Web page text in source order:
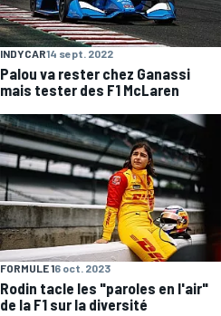
INDYCAR14 sept. 2022
Palou va rester chez Ganassi
mais tester des F1 McLaren
FORMULE 16 oct. 2023
Rodin tacle les "paroles en l'air"
de la F1 sur la diversité